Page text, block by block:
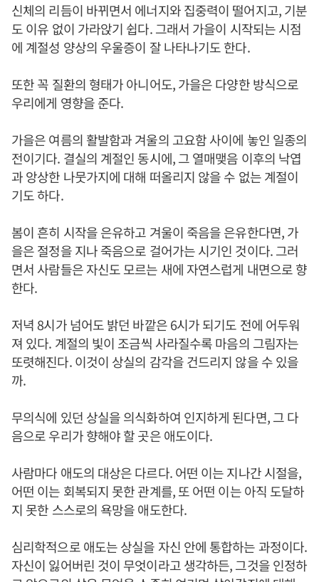
신체의 리듬이 바뀌면서 에너지와 집중력이 떨어지고, 기분
도 이유 없이 가라앉기 쉽다. 그래서 가을이 시작되는 시점
에 계절성 양상의 우울증이 잘 나타나기도 한다.
또한 꼭 질환의 형태가 아니어도, 가을은 다양한 방식으로
우리에게 영향을 준다.
가을은 여름의 활발함과 겨울의 고요함 사이에 놓인 일종의
전이기다. 결실의 계절인 동시에, 그 열매맺음 이후의 낙엽
과 앙상한 나뭇가지에 대해 떠올리지 않을 수 없는 계절이
기도 하다.
봄이 흔히 시작을 은유하고 겨울이 죽음을 은유한다면, 가
을은 절정을 지나 죽음으로 걸어가는 시기인 것이다. 그러
면서 사람들은 자신도 모르는 새에 자연스럽게 내면으로 향
한다.
저녁 8시가 넘어도 밝던 바깥은 6시가 되기도 전에 어두워
져 있다. 계절의 빛이 조금씩 사라질수록 마음의 그림자는
또렷해진다. 이것이 상실의 감각을 건드리지 않을 수 있을
까.
무의식에 있던 상실을 의식화하여 인지하게 된다면, 그 다
음으로 우리가 향해야 할 곳은 애도이다.
사람마다 애도의 대상은 다르다. 어떤 이는 지나간 시절을,
어떤 이는 회복되지 못한 관계를, 또 어떤 이는 아직 도달하
지 못한 스스로의 욕망을 애도한다.
심리학적으로 애도는 상실을 자신 안에 통합하는 과정이다.
자신이 잃어버린 것이 무엇이라고 생각하든, 그것을 인정하